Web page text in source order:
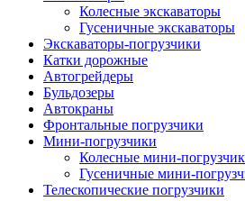
Колесные экскаваторы
Гусеничные экскаваторы
Экскаваторы-погрузчики
Катки дорожные
Автогрейдеры
Бульдозеры
Автокраны
Фронтальные погрузчики
Мини-погрузчики
Колесные мини-
Гусеничные мини-
Телескопические погрузчики